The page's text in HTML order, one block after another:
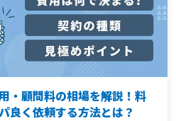
・顧問料の相場を解説！料
良く依頼する方法とは？